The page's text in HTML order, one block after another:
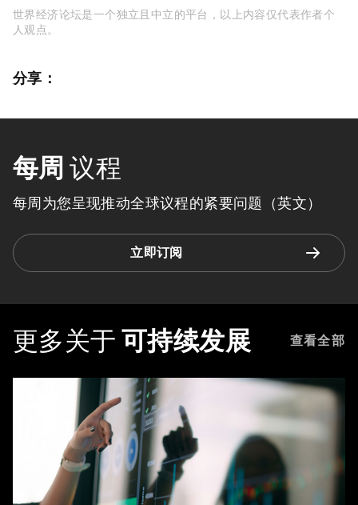
世界经济论坛是一个独立且中立的平台，以上内容仅代表作者个
人观点。
分享：
每周 议程
每周为您呈现推动全球议程的紧要问题（英文）
立即订阅
更多关于 可持续发展 查看全部